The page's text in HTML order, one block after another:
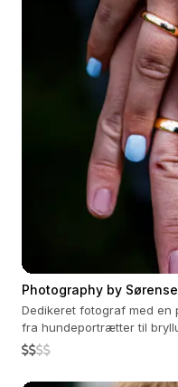
Photography by
Dedikeret fotograf med en
fra hundeportrætter til